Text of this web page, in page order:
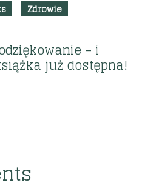
Zdrowie
– i
już dostępna!